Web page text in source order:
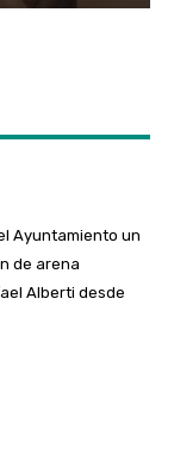
Ayuntamiento un
de arena
Alberti desde